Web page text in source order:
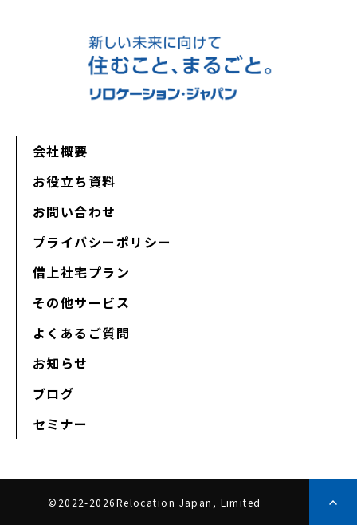
会社概要
お役立ち資料
お問い合わせ
プライバシーポリシー
借上社宅プラン
その他サービス
よくあるご質問
お知らせ
ブログ
セミナー
©2022-2026Relocation Japan, Limited